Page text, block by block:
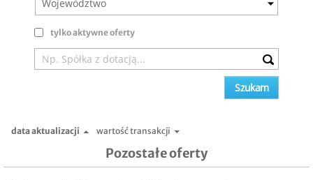
Województwo
tylko aktywne oferty
data aktualizacji wartość transakcji
Pozostałe oferty